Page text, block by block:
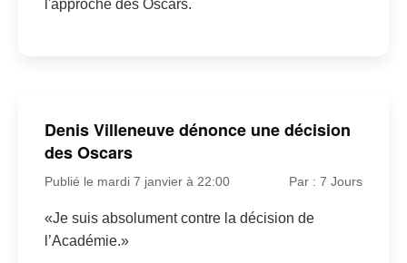
l'approche des Oscars.
Denis Villeneuve dénonce une décision
des Oscars
Publié le mardi 7 janvier à 22:00 Par : 7 Jours
«Je suis absolument contre la décision de
l’Académie.»